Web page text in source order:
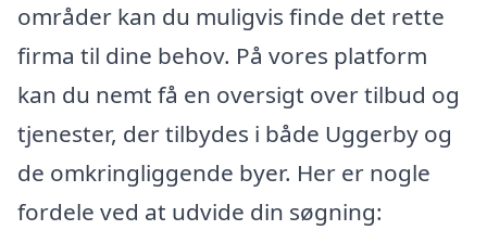
områder kan du muligvis finde det rette
firma til dine behov. På vores platform
kan du nemt få en oversigt over tilbud og
tjenester, der tilbydes i både Uggerby og
de omkringliggende byer. Her er nogle
fordele ved at udvide din søgning: